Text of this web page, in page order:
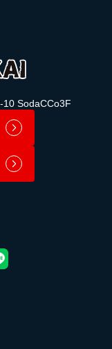
10 SodaCCo3F